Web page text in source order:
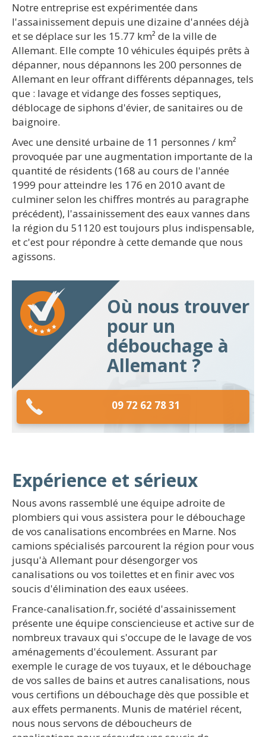
Notre entreprise est expérimentée dans
l'assainissement depuis une dizaine d'années déjà
et se déplace sur les 15.77 km² de la ville de
Allemant. Elle compte 10 véhicules équipés prêts à
dépanner, nous dépannons les 200 personnes de
Allemant en leur offrant différents dépannages, tels
que : lavage et vidange des fosses septiques,
déblocage de siphons d'évier, de sanitaires ou de
baignoire.
Avec une densité urbaine de 11 personnes / km²
provoquée par une augmentation importante de la
quantité de résidents (168 au cours de l'année
1999 pour atteindre les 176 en 2010 avant de
culminer selon les chiffres montrés au paragraphe
précédent), l'assainissement des eaux vannes dans
la région du 51120 est toujours plus indispensable,
et c'est pour répondre à cette demande que nous
agissons.
Où nous trouver
pour un
débouchage à
Allemant ?
09 72 62 78 31
Expérience et sérieux
Nous avons rassemblé une équipe adroite de
plombiers qui vous assistera pour le débouchage
de vos canalisations encombrées en Marne. Nos
camions spécialisés parcourent la région pour vous
jusqu'à Allemant pour désengorger vos
canalisations ou vos toilettes et en finir avec vos
soucis d'élimination des eaux uséees.
France-canalisation.fr, société d'assainissement
présente une équipe consciencieuse et active sur de
nombreux travaux qui s'occupe de le lavage de vos
aménagements d'écoulement. Assurant par
exemple le curage de vos tuyaux, et le débouchage
de vos salles de bains et autres canalisations, nous
vous certifions un débouchage dès que possible et
aux effets permanents. Munis de matériel récent,
nous nous servons de déboucheurs de